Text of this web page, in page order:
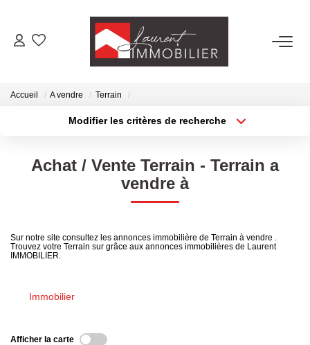
ACHETER
NOS AGENCES
Accueil A vendre Terrain
Modifier les critères de recherche
Type de bien
Surface min
Créer une alerte
Achat / Vente Terrain - Terrain a
vendre à
Sur notre site consultez les annonces immobilière de Terrain à vendre .
Trouvez votre Terrain sur grâce aux annonces immobilières de Laurent
IMMOBILIER.
Immobilier
Afficher la carte